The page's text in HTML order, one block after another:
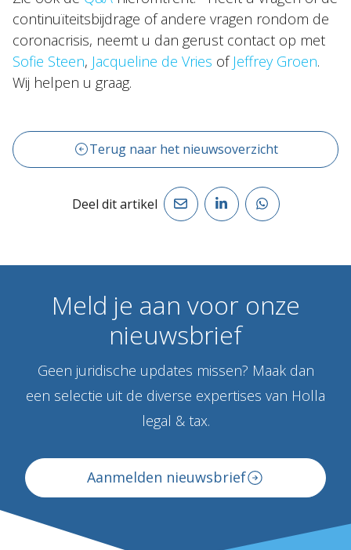
continuïteitsbijdrage of andere vragen rondom de
coronacrisis, neemt u dan gerust contact op met
Sofie Steen, Jacqueline de Vries of Jeffrey Groen.
Wij helpen u graag.
Terug naar het nieuwsoverzicht
Deel dit artikel
Meld je aan voor onze
nieuwsbrief
Geen juridische updates missen? Maak dan
een selectie uit de diverse expertises van Holla
legal & tax.
Aanmelden nieuwsbrief